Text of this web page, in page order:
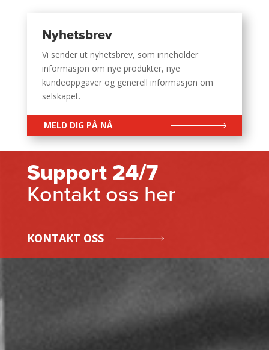
Nyhetsbrev
Vi sender ut nyhetsbrev, som inneholder
informasjon om nye produkter, nye
kundeoppgaver og generell informasjon om
selskapet.
MELD DIG PÅ NÅ
Support 24/7
Kontakt oss her
KONTAKT OSS